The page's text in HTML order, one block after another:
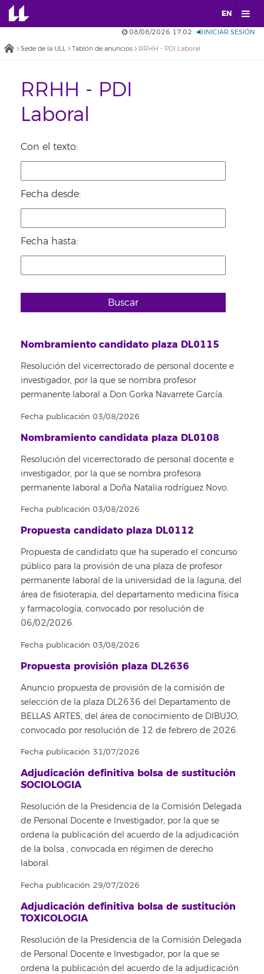
EN
08/08/2026 17:02 INICIAR SESIÓN
Sede de la ULL Tablón de anuncios RRHH - PDI Laboral
RRHH - PDI
Laboral
Con el texto:
Fecha desde:
Fecha hasta:
Buscar
Nombramiento candidato plaza DL0115
Resolución del vicerrectorado de personal docente e
investigador, por la que se nombra profesor
permanente laboral a Don Gorka Navarrete García.
Fecha publicación 03/08/2026
Nombramiento candidata plaza DL0108
Resolución del vicerrectorado de personal docente e
investigador, por la que se nombra profesora
permanente laboral a Doña Natalia rodríguez Novo.
Fecha publicación 03/08/2026
Propuesta candidato plaza DL0112
Propuesta de candidato que ha superado el concurso
público para la provisión de una plaza de profesor
permanente laboral de la universidad de la laguna, del
área de fisioterapia, del departamento medicina física
y farmacología, convocado por resolución de
06/02/2026.
Fecha publicación 03/08/2026
Propuesta provisión plaza DL2636
Anuncio propuesta de provisión de la comisión de
selección de la plaza DL2636 del Departamento de
BELLAS ARTES, del área de conocimiento de DIBUJO,
convocado por resolución de 12 de febrero de 2026.
Fecha publicación 31/07/2026
Adjudicación definitiva bolsa de sustitución
SOCIOLOGIA
Resolución de la Presidencia de la Comisión Delegada
de Personal Docente e Investigador, por la que se
ordena la publicación del acuerdo de la adjudicación
de la bolsa , convocada en régimen de derecho
laboral.
Fecha publicación 29/07/2026
Adjudicación definitiva bolsa de sustitución
TOXICOLOGIA
Resolución de la Presidencia de la Comisión Delegada
de Personal Docente e Investigador, por la que se
ordena la publicación del acuerdo de la adjudicación